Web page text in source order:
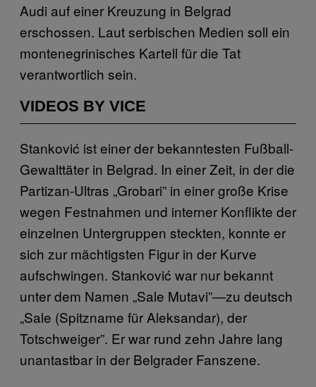
Audi auf einer Kreuzung in Belgrad
erschossen. Laut serbischen Medien soll ein
montenegrinisches Kartell für die Tat
verantwortlich sein.
VIDEOS BY VICE
Stanković ist einer der bekanntesten Fußball-
Gewalttäter in Belgrad. In einer Zeit, in der die
Partizan-Ultras „Grobari” in einer große Krise
wegen Festnahmen und interner Konflikte der
einzelnen Untergruppen steckten, konnte er
sich zur mächtigsten Figur in der Kurve
aufschwingen. Stanković war nur bekannt
unter dem Namen „Sale Mutavi”—zu deutsch
„Sale (Spitzname für Aleksandar), der
Totschweiger”. Er war rund zehn Jahre lang
unantastbar in der Belgrader Fanszene.